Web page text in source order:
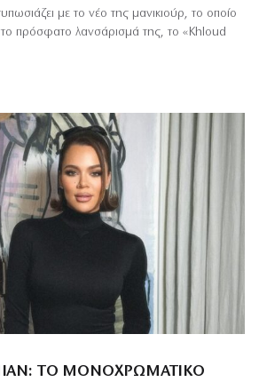
με το νέο της μανικιούρ, το οποίο
το πρόσφατο λανσάρισμά της, το «Khloud
TO ΜΟΝΟΧΡΩΜΑΤΙΚΌ